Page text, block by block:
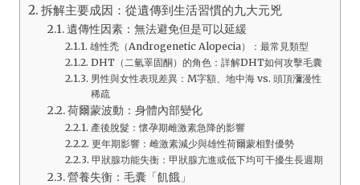
拆解主要成因：從遺傳到生活習慣的九大元兇
遺傳性因素：無法避免但是可以延緩
雄性禿（Androgenetic Alopecia）：最常見類型
DHT（二氫睪固酮）的角色：詳解DHT如何攻擊毛囊
男性與女性表現差異：M字額、地中海 vs. 頭頂瀰漫性
稀疏
荷爾蒙波動：身體內部變化
產後脫髮：懷孕期雌激素急降的影響
更年期影響：雌激素減少與雄性荷爾蒙相對優勢
甲狀腺功能失衡：甲狀腺亢進或低下均可干擾生長週期
營養失衡：毛囊「飢餓」